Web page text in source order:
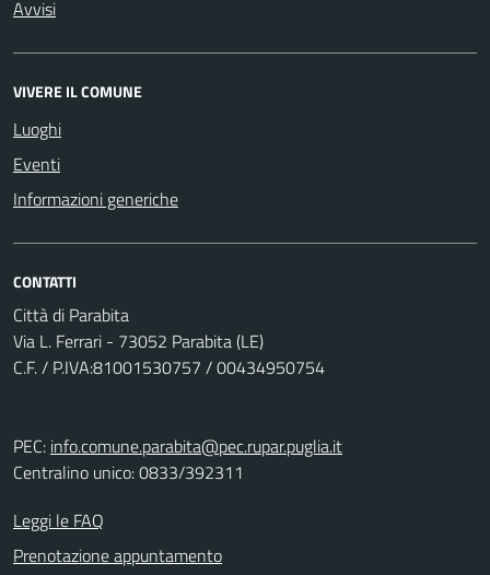
Avvisi
VIVERE IL COMUNE
Luoghi
Eventi
Informazioni generiche
CONTATTI
Città di Parabita
Via L. Ferrari - 73052 Parabita (LE)
C.F. / P.IVA:81001530757 / 00434950754
PEC: info.comune.parabita@pec.rupar.puglia.it
Centralino unico: 0833/392311
Leggi le FAQ
Prenotazione appuntamento